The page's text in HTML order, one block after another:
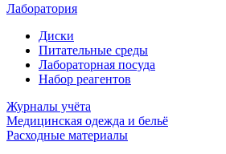
Лаборатория
Диски
Питательные среды
Лабораторная посуда
Набор реагентов
Журналы учёта
Медицинская одежда и бельё
Расходные материалы